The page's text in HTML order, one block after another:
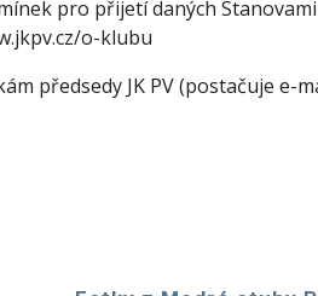
pro přijetí daných
o-klubu
předsedy JK PV (postačuje e-